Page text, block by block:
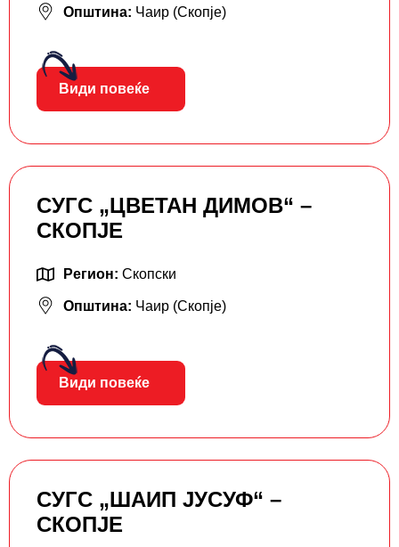
Општина: Чаир (Скопје)
Види повеќе
СУГС „ЦВЕТАН ДИМОВ“ –
СКОПЈЕ
Регион: Скопски
Општина: Чаир (Скопје)
Види повеќе
СУГС „ШАИП ЈУСУФ“ –
СКОПЈЕ